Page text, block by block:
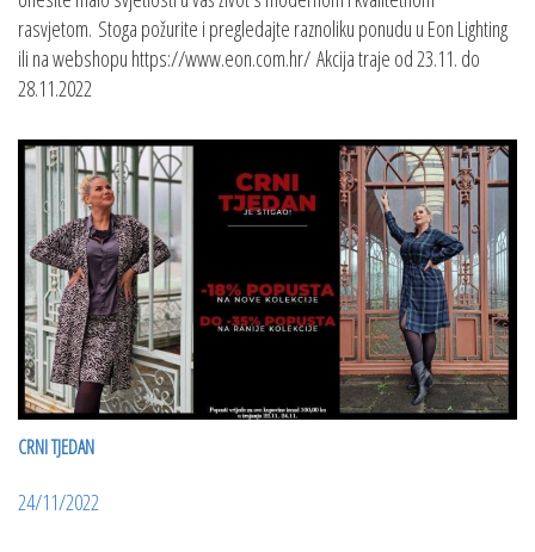
rasvjetom. Stoga požurite i pregledajte raznoliku ponudu u Eon Lighting
ili na webshopu https://www.eon.com.hr/ Akcija traje od 23.11. do
28.11.2022
CRNI TJEDAN
24/11/2022